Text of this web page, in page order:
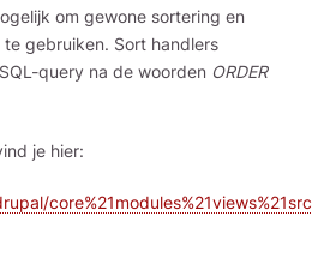
om gewone sortering en
gebruiken. Sort handlers
query na de woorden ORDER
je hier: